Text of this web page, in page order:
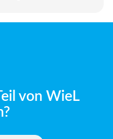
von WieL